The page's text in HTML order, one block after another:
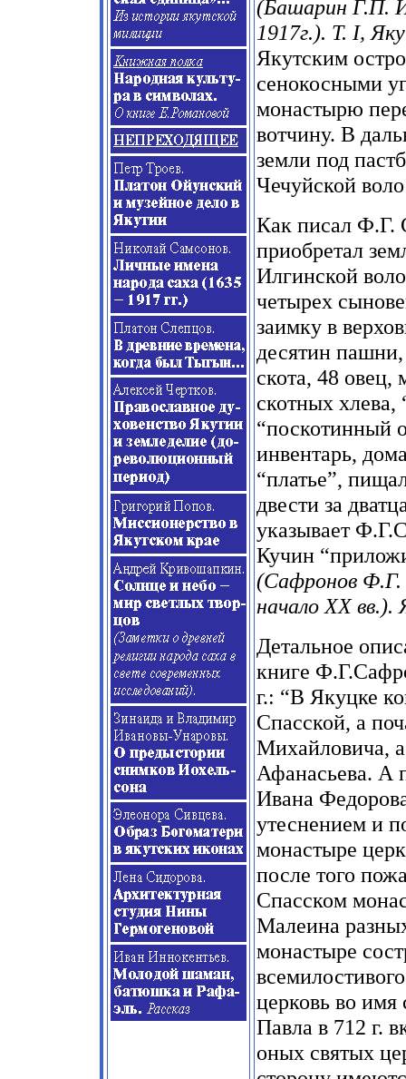
(Башарин Г.П.
1917г.). Т. I,
Якутским
сенокосными
монастырю
вотчину. В
земли под
Чечуйской
Как писал Ф.Г.
приобретал
Илгинской
четырех
заимку в
десятин пашни,
скота, 48
скотных
“поскотинный
инвентарь,
“платье”,
двести за
указывает
Кучин
(Сафронов Ф.Г.
начало XX
Детальное
книге
г.: “В Якуцке
Спасской, а
Михайловича,
Афанасьева. А
Ивана
утеснением и
монастыре
после того
Спасском
Малеина
монастыре
церковь во имя
Павла в 712 г.
оных святых